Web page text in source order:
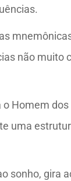
não muito
Homem
uma
sonho, gira